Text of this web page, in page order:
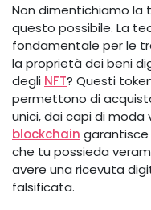
Non dimentichiamo
questo possibile. La
fondamentale per le
la proprietà dei beni
degli NFT? Questi
permettono di
unici, dai capi di moda
blockchain garantisce
che tu possieda
avere una ricevuta
falsificata.